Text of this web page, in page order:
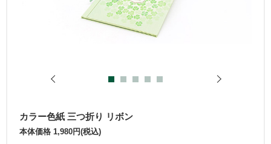
カラー色紙 三つ折り リボン
本体価格 1,980円(税込)